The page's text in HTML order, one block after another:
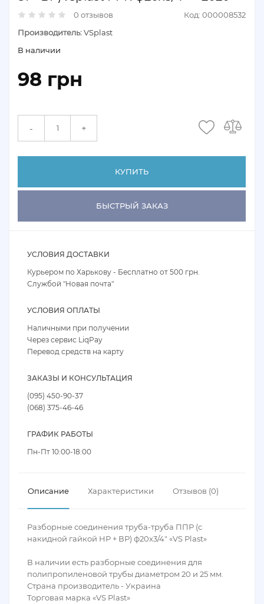
0 отзывов
Код: 000008532
Производитель:VSplast
В наличии
98 грн
- +
КУПИТЬ
БЫСТРЫЙ ЗАКАЗ
УСЛОВИЯ ДОСТАВКИ
Курьером по Харькову - Бесплатно от 500 грн.
Службой "Новая почта"
УСЛОВИЯ ОПЛАТЫ
Наличными при получении
Через сервис LiqPay
Перевод средств на карту
ЗАКАЗЫ И КОНСУЛЬТАЦИЯ
(095) 450-90-37
(068) 375-46-46
ГРАФИК РАБОТЫ
Пн-Пт 10:00-18:00
Описание Характеристики Отзывов (0)
Разборные соединения труба-труба ППР (с
накидной гайкой НР + ВР) ф20х3/4″ «VS Plast»
В наличии есть разборные соединения для
полипропиленовой трубы диаметром 20 и 25 мм.
Страна производитель - Украина
Торговая марка «VS Plast»